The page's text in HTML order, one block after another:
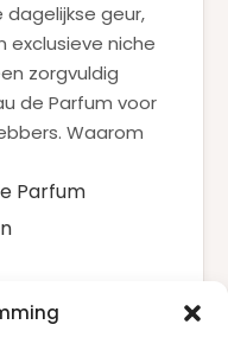
geur,
exclusieve niche
zorgvuldig
de Parfum voor
Waarom
Parfum